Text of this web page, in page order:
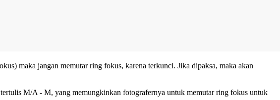
maka jangan memutar ring fokus, karena terkunci. Jika dipaksa, maka akan
M/A - M, yang memungkinkan fotografernya untuk memutar ring fokus untuk